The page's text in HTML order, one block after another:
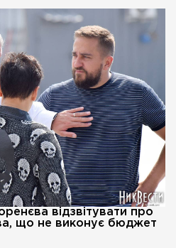
відзвітувати про
що не виконує бюджет